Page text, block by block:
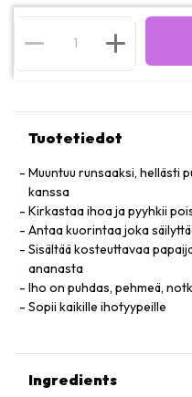
Tuotetiedot
Muuntuu runsaaksi, hellästi
kanssa
Kirkastaa ihoa ja pyyhkii
Antaa kuorintaa joka
Sisältää kosteuttavaa
ananasta
Iho on puhdas, pehmeä,
Sopii kaikille ihotyypeille
Ingredients